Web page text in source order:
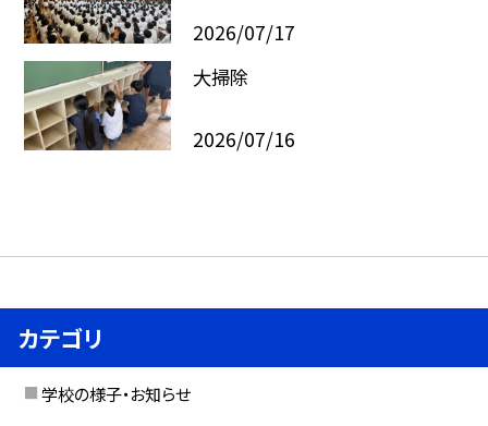
2026/07/17
大掃除
2026/07/16
カテゴリ
学校の様子・お知らせ